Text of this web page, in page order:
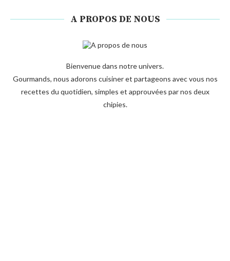
A PROPOS DE NOUS
Bienvenue dans notre univers.
Gourmands, nous adorons cuisiner et partageons avec vous nos
recettes du quotidien, simples et approuvées par nos deux
chipies.